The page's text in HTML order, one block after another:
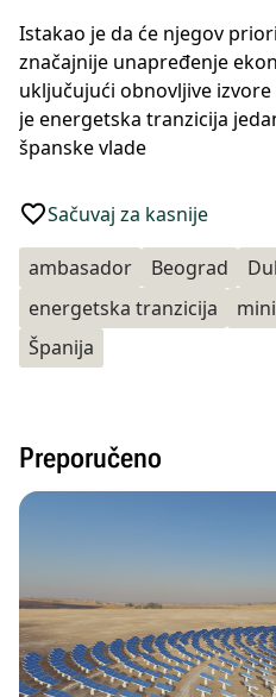
Istakao je da će njegov
značajnije unapređenje
uključujući obnovljive
je energetska tranzicija
španske vlade
Sačuvaj za kasnije
ambasador Beograd
energetska tranzicija
Španija
Preporučeno